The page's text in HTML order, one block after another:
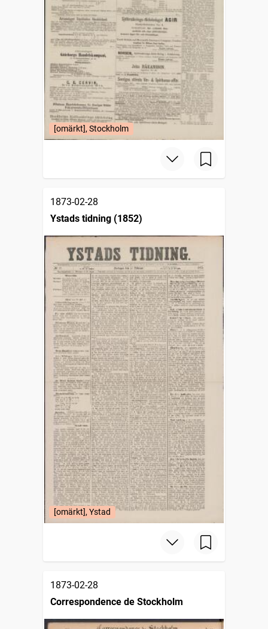
[omärkt], Stockholm
1873-02-28
Ystads tidning (1852)
[omärkt], Ystad
1873-02-28
Correspondence de Stockholm